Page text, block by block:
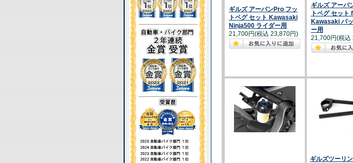
ギルズ アーバンPro フッ
トペグ セット Kawasaki
Ninja500 ライダー用
21,700円(税込 23,870円)
ギルズ アーバ
トペグ セット
Kawasaki パ
ー用
21,700円(税込
ギルズツーリ